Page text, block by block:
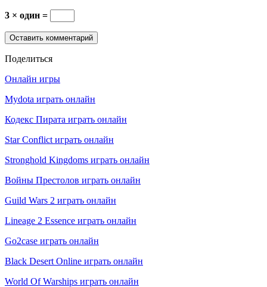
3 × один =
Поделиться
Онлайн игры
Mydota играть онлайн
Кодекс Пирата играть онлайн
Star Conflict играть онлайн
Stronghold Kingdoms играть онлайн
Войны Престолов играть онлайн
Guild Wars 2 играть онлайн
Lineage 2 Essence играть онлайн
Go2case играть онлайн
Black Desert Online играть онлайн
World Of Warships играть онлайн